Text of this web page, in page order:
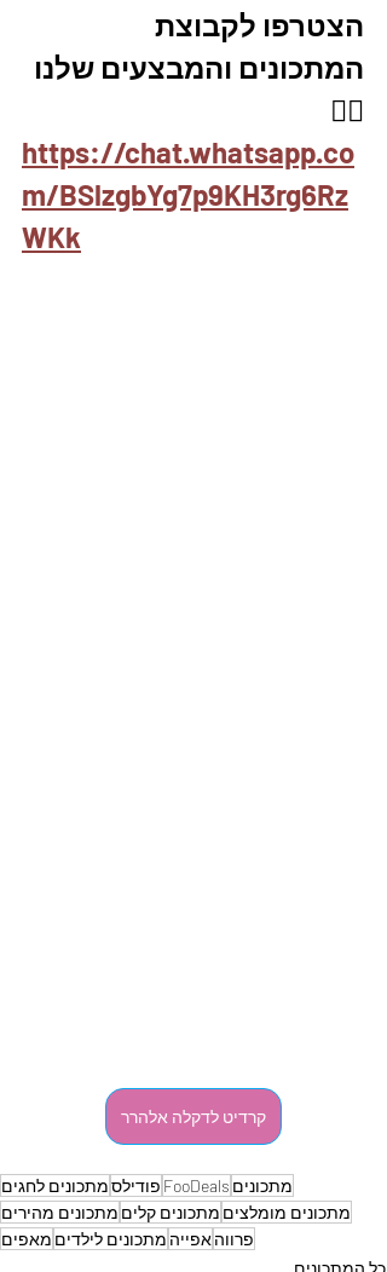
הצטרפו לקבוצת
המתכונים והמבצעים שלנו
👇🏽
https://chat.whatsapp.co
m/BSlzgbYg7p9KH3rg6Rz
WKk
קרדיט לדקלה אלהרר
מתכונים FooDeals פודילסמתכונים לחגים
מתכונים מומלצים מתכונים קלים מתכונים מהירים
פרווהאפייה מתכונים לילדים מאפים